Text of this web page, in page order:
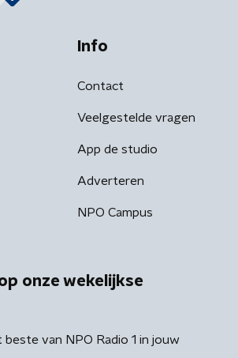
Info
Contact
Veelgestelde vragen
App de studio
Adverteren
NPO Campus
onze wekelijkse
beste van NPO Radio 1 in jouw